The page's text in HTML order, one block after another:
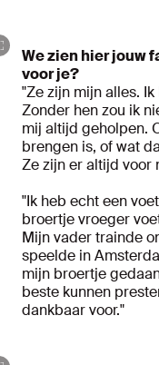
We zien hier jouw
voor je?
"Ze zijn mijn alles.
Zonder hen zou ik
mij altijd geholpen.
brengen is, of wat
Ze zijn er altijd voor
"Ik heb echt een
broertje vroeger
Mijn vader trainde
speelde in
mijn broertje
beste kunnen
dankbaar voor."